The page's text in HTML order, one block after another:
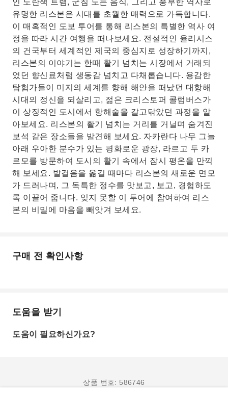
인 노란색 트램, 군침 도는 음식, 그리고 풍부한 역사로
유명한 리스본은 시대를 초월한 매력으로 가득합니다.
이 매혹적인 도보 투어를 통해 리스본의 특별한 역사 여
정을 따라 시간 여행을 떠나보세요. 전설적인 율리시스
의 건국부터 세계적인 제국의 중심지로 성장하기까지,
리스본의 이야기는 한때 활기 넘치는 시장에서 거래되
었던 향신료처럼 생동감 넘치고 다채롭습니다. 용감한
탐험가들이 미지의 세계를 향해 해안을 떠났던 대항해
시대의 정신을 되살리고, 젊은 크리스토퍼 콜럼버스가
이 상징적인 도시에서 항해술을 갈고닦았던 과정을 알
아보세요. 리스본의 활기 넘치는 거리를 거닐며 숨겨진
보석 같은 장소들을 발견해 보세요. 자카란다 나무 그늘
아래 우아한 분수가 있는 평화로운 광장, 라르고 두 카
르모를 방문하여 도시의 활기 속에서 잠시 평온을 만끽
해 보세요. 발걸음을 옮길 때마다 리스본의 새로운 면모
가 드러나며, 그 독특한 정수를 맛보고, 보고, 경험하도
록 이끌어 줍니다. 잊지 못할 이 투어에 참여하여 리스
본의 비밀에 마음을 빼앗겨 보세요.
구매 전 확인사항
도움을 받기
도움이 필요하신가요?
상품 번호: 586746